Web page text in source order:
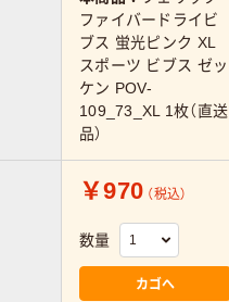
ファイバードライビ
ブス 蛍光ピンク XL
スポーツ ビブス ゼッ
ケン POV-
109_73_XL 1枚（直送
品）
￥970 （税込）
数量
カゴへ